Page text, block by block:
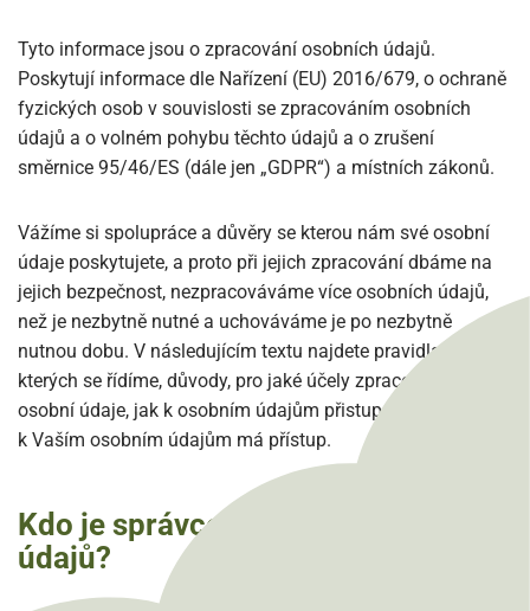
Tyto informace jsou o zpracování osobních údajů.
Poskytují informace dle Nařízení (EU) 2016/679, o ochraně
fyzických osob v souvislosti se zpracováním osobních
údajů a o volném pohybu těchto údajů a o zrušení
směrnice 95/46/ES (dále jen „GDPR“) a místních zákonů.
Vážíme si spolupráce a důvěry se kterou nám své osobní
údaje poskytujete, a proto při jejich zpracování dbáme na
jejich bezpečnost, nezpracováváme více osobních údajů,
než je nezbytně nutné a uchováváme je po nezbytně
nutnou dobu. V následujícím textu najdete pravidla, podle
kterých se řídíme, důvody, pro jaké účely zpracováváme
osobní údaje, jak k osobním údajům přistupujeme a kdo
k Vaším osobním údajům má přístup.
Kdo je správcem Vašich osobních
údajů?